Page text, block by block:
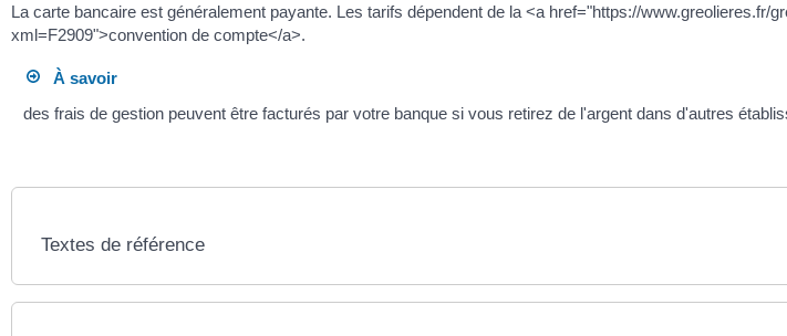
La carte bancaire est généralement payante. Les tarifs dépendent de la <a href="https://www.greolieres.fr/
xml=F2909">convention de compte</a>.
À savoir
des frais de gestion peuvent être facturés par votre banque si vous retirez de l'argent dans d'autres
Textes de référence